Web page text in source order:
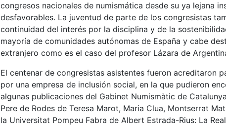
congresos nacionales de numismática desde su ya lejana
desfavorables. La juventud de parte de los congresistas
continuidad del interés por la disciplina y de la
mayoría de comunidades autónomas de España y cabe
extranjero como es el caso del profesor Lázara de
El centenar de congresistas asistentes fueron acreditaron
por una empresa de inclusión social, en la que pudieron
algunas publicaciones del Gabinet Numismàtic de
Pere de Rodes de Teresa Marot, Maria Clua, Montserrat
la Universitat Pompeu Fabra de Albert Estrada-Rius: La